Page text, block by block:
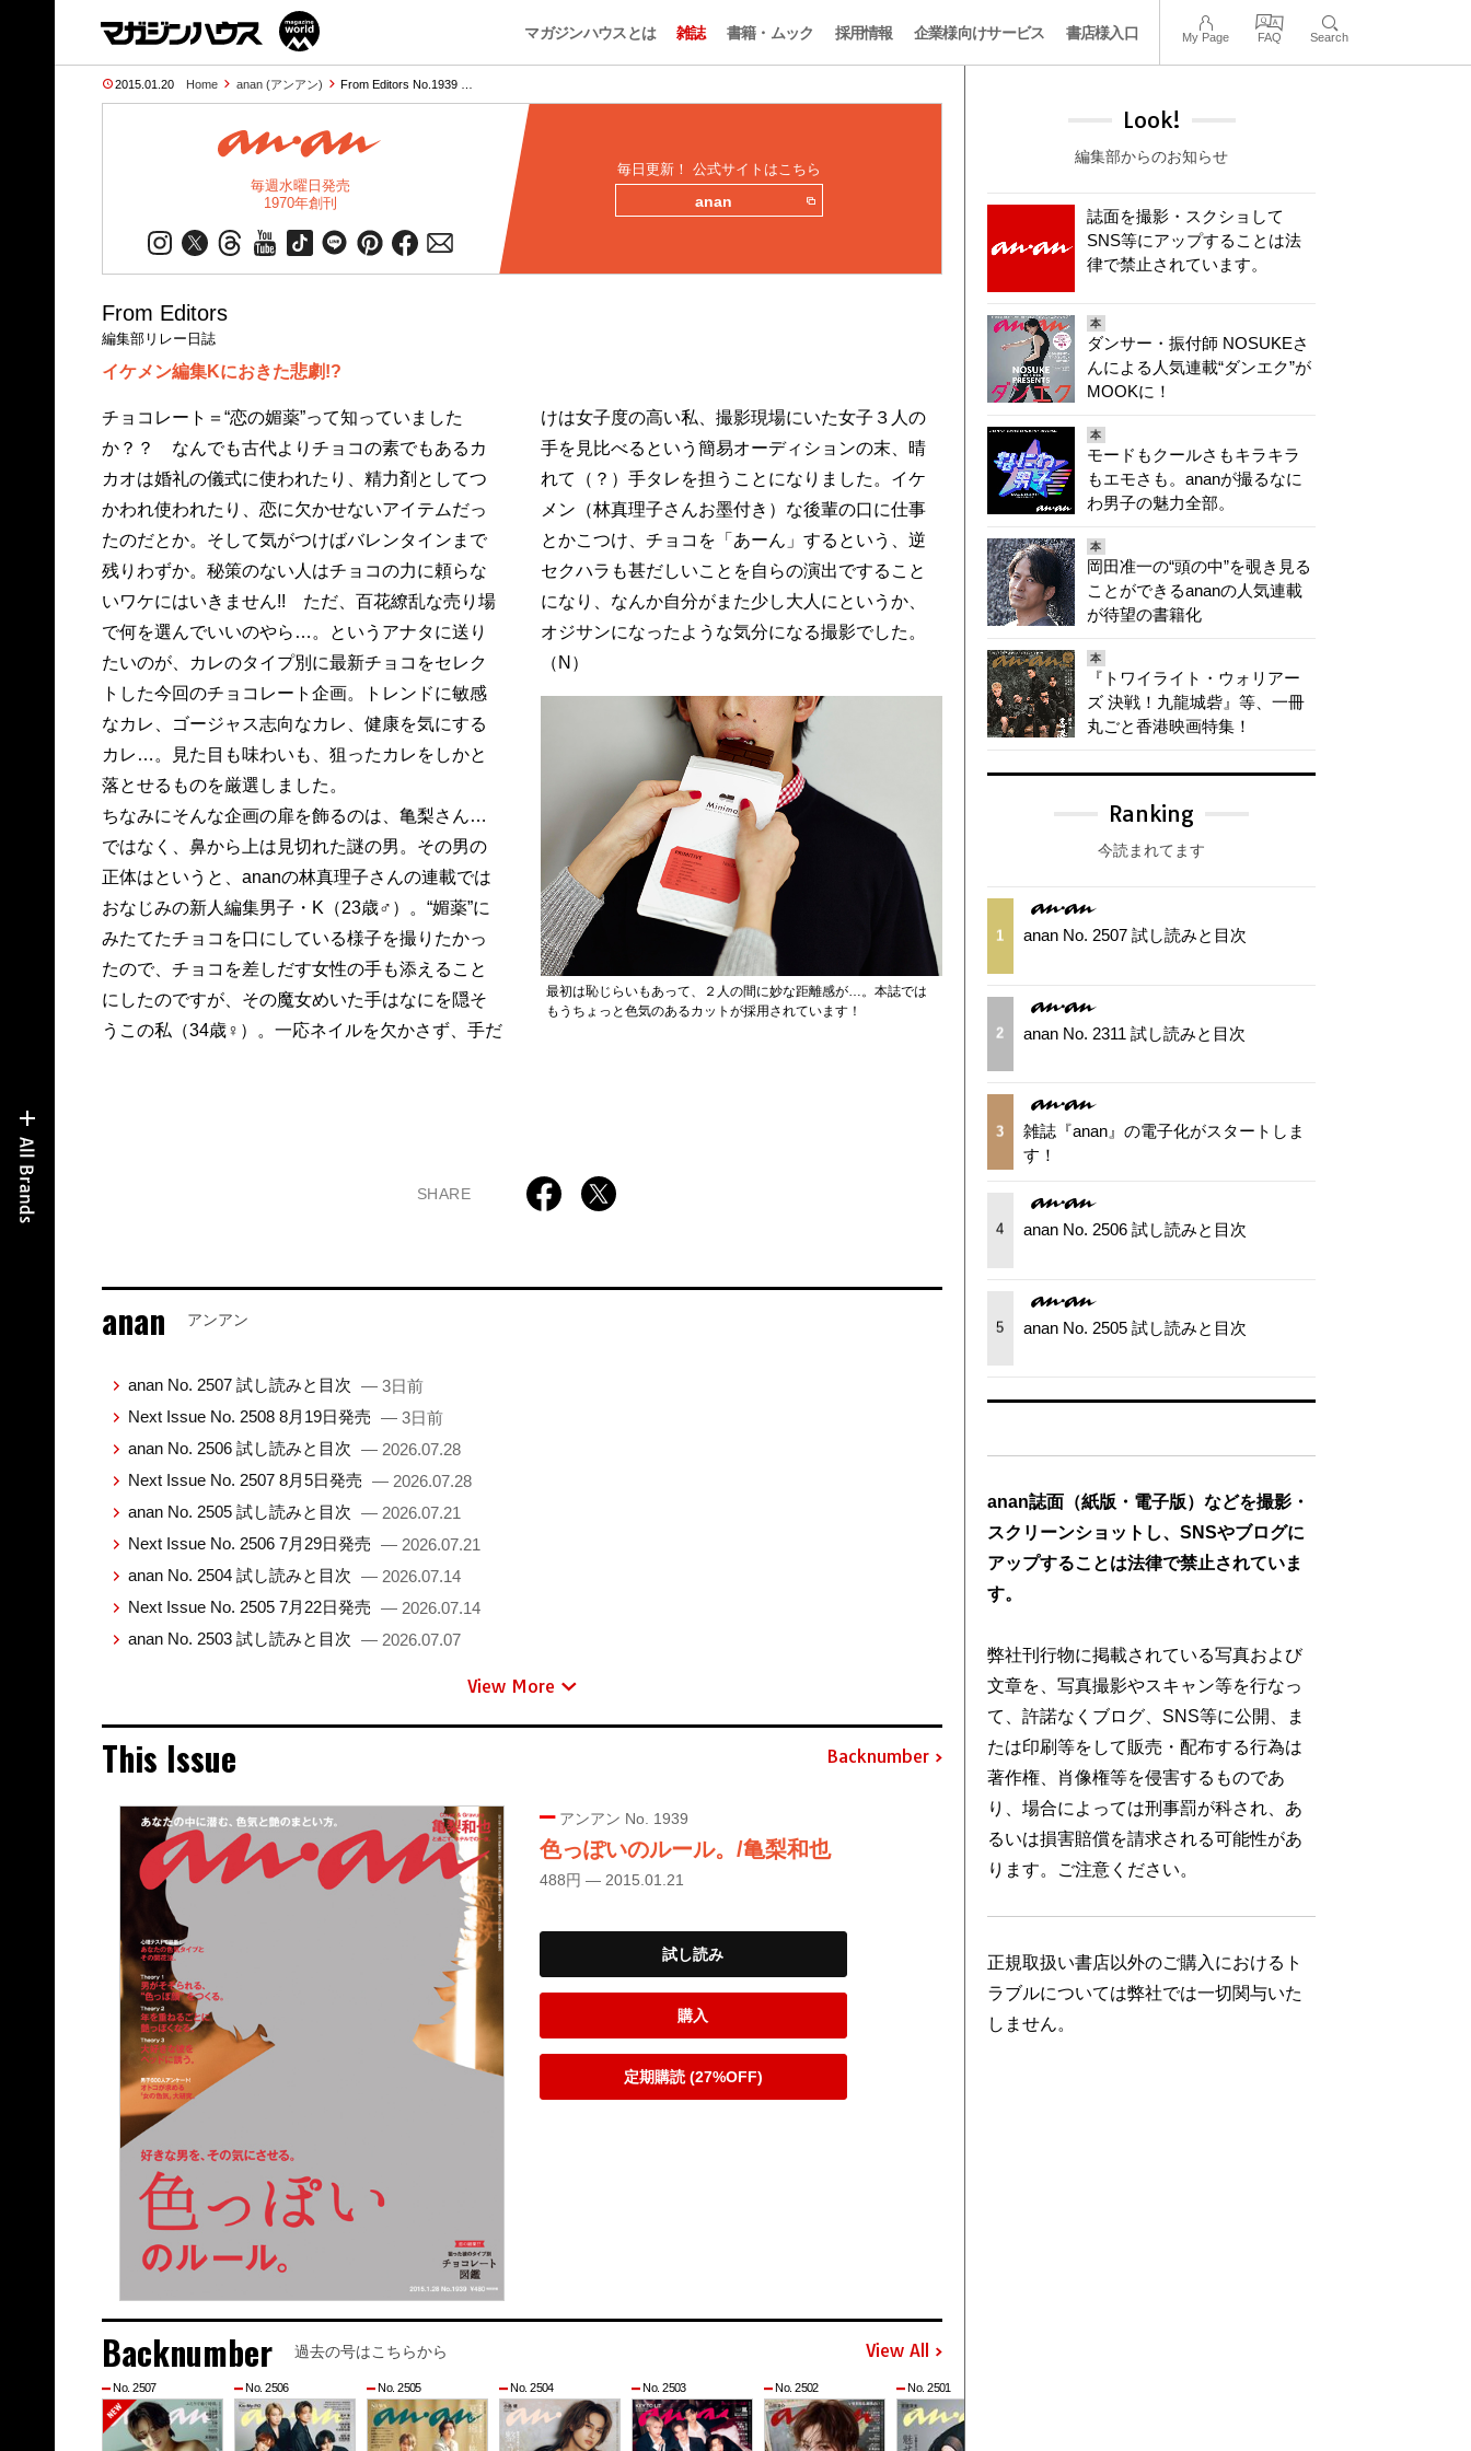
マガジンハウスとは 雑誌 書籍・ムック 採用情報 企業様向けサービス 書店様入口 My Page FAQ Search
2015.01.20 Home anan (アンアン) From Editors No.1939 …
毎週水曜日発売
1970年創刊
毎日更新！ 公式サイトはこちら
anan
From Editors
編集部リレー日誌
イケメン編集Kにおきた悲劇!?
チョコレート＝“恋の媚薬”って知っていました
か？？ なんでも古代よりチョコの素でもあるカ
カオは婚礼の儀式に使われたり、精力剤としてつ
かわれ使われたり、恋に欠かせないアイテムだっ
たのだとか。そして気がつけばバレンタインまで
残りわずか。秘策のない人はチョコの力に頼らな
いワケにはいきません!! ただ、百花繚乱な売り場
で何を選んでいいのやら…。というアナタに送り
たいのが、カレのタイプ別に最新チョコをセレク
トした今回のチョコレート企画。トレンドに敏感
なカレ、ゴージャス志向なカレ、健康を気にする
カレ…。見た目も味わいも、狙ったカレをしかと
落とせるものを厳選しました。
ちなみにそんな企画の扉を飾るのは、亀梨さん…
ではなく、鼻から上は見切れた謎の男。その男の
正体はというと、ananの林真理子さんの連載では
おなじみの新人編集男子・K（23歳♂）。“媚薬”に
みたてたチョコを口にしている様子を撮りたかっ
たので、チョコを差しだす女性の手も添えること
にしたのですが、その魔女めいた手はなにを隠そ
うこの私（34歳♀）。一応ネイルを欠かさず、手だ
けは女子度の高い私、撮影現場にいた女子３人の
手を見比べるという簡易オーディションの末、晴
れて（？）手タレを担うことになりました。イケ
メン（林真理子さんお墨付き）な後輩の口に仕事
とかこつけ、チョコを「あーん」するという、逆
セクハラも甚だしいことを自らの演出ですること
になり、なんか自分がまた少し大人にというか、
オジサンになったような気分になる撮影でした。
（N）
最初は恥じらいもあって、２人の間に妙な距離感が…。本誌では
もうちょっと色気のあるカットが採用されています！
SHARE
anan アンアン
anan No. 2507 試し読みと目次 — 3日前
Next Issue No. 2508 8月19日発売 — 3日前
anan No. 2506 試し読みと目次 — 2026.07.28
Next Issue No. 2507 8月5日発売 — 2026.07.28
anan No. 2505 試し読みと目次 — 2026.07.21
Next Issue No. 2506 7月29日発売 — 2026.07.21
anan No. 2504 試し読みと目次 — 2026.07.14
Next Issue No. 2505 7月22日発売 — 2026.07.14
anan No. 2503 試し読みと目次 — 2026.07.07
View More
This Issue Backnumber
アンアン No. 1939
色っぽいのルール。/亀梨和也
488円 — 2015.01.21
試し読み
購入
定期購読 (27%OFF)
Backnumber 過去の号はこちらから View All
No. 2507 No. 2506 No. 2505 No. 2504 No. 2503 No. 2502 No. 2501
Look!
編集部からのお知らせ
誌面を撮影・スクショして
SNS等にアップすることは法
律で禁止されています。
本
ダンサー・振付師 NOSUKEさ
んによる人気連載“ダンエク”が
MOOKに！
本
モードもクールさもキラキラ
もエモさも。ananが撮るなに
わ男子の魅力全部。
本
岡田准一の“頭の中”を覗き見る
ことができるananの人気連載
が待望の書籍化
本
『トワイライト・ウォリアー
ズ 決戦！九龍城砦』等、一冊
丸ごと香港映画特集！
Ranking
今読まれてます
1 anan No. 2507 試し読みと目次
2 anan No. 2311 試し読みと目次
3
雑誌『anan』の電子化がスタートしま
す！
4 anan No. 2506 試し読みと目次
5 anan No. 2505 試し読みと目次
anan誌面（紙版・電子版）などを撮影・
スクリーンショットし、SNSやブログに
アップすることは法律で禁止されていま
す。
弊社刊行物に掲載されている写真および
文章を、写真撮影やスキャン等を行なっ
て、許諾なくブログ、SNS等に公開、ま
たは印刷等をして販売・配布する行為は
著作権、肖像権等を侵害するものであ
り、場合によっては刑事罰が科され、あ
るいは損害賠償を請求される可能性があ
ります。ご注意ください。
正規取扱い書店以外のご購入におけるト
ラブルについては弊社では一切関与いた
しません。